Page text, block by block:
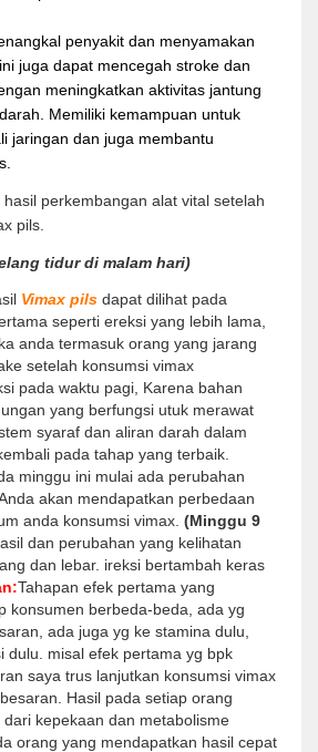
penyakit dan menyamakan
juga dapat mencegah stroke dan
meningkatkan aktivitas jantung
Memiliki kemampuan untuk
jaringan dan juga membantu
hasil perkembangan alat vital setelah
pils.
tidur di malam hari)
Vimax pils dapat dilihat pada
seperti ereksi yang lebih lama,
anda termasuk orang yang jarang
setelah konsumsi vimax
pada waktu pagi, Karena bahan
yang berfungsi utuk merawat
syaraf dan aliran darah dalam
pada tahap yang terbaik.
minggu ini mulai ada perubahan
akan mendapatkan perbedaan
anda konsumsi vimax. (Minggu 9
dan perubahan yang kelihatan
dan lebar. ireksi bertambah keras
Tahapan efek pertama yang
konsumen berbeda-beda, ada yg
ada juga yg ke stamina dulu,
dulu. misal efek pertama yg bpk
saya trus lanjutkan konsumsi vimax
Hasil pada setiap orang
kepekaan dan metabolisme
orang yang mendapatkan hasil cepat